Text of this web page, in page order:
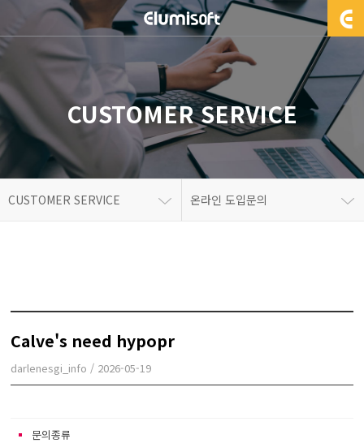
CUSTOMER SERVICE
CUSTOMER SERVICE 온라인 도입문의
Calve's need hypopr
darlenesgi_info / 2026-05-19
문의종류